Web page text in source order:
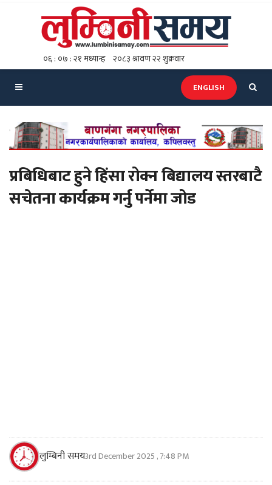
ENGLISH
प्रबिधिबाट हुने हिंसा रोक्न बिद्यालय स्तरबाटै
सचेतना कार्यक्रम गर्नु पर्नेमा जोड
लुम्बिनी समय3rd December 2025 , 7:48 PM